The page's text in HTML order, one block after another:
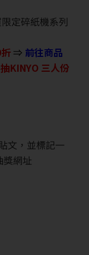
定碎紙機系列
⇒ 前往商品
抽KINYO 三人份
文，並標記一
獎網址